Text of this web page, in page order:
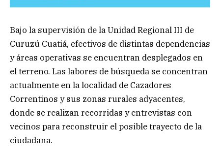
Bajo la supervisión de la Unidad Regional III de
Curuzú Cuatiá, efectivos de distintas dependencias
y áreas operativas se encuentran desplegados en
el terreno. Las labores de búsqueda se concentran
actualmente en la localidad de Cazadores
Correntinos y sus zonas rurales adyacentes,
donde se realizan recorridas y entrevistas con
vecinos para reconstruir el posible trayecto de la
ciudadana.